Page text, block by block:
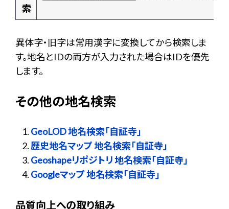
索
異体字・旧字は常用漢字に変換してから検索しま
す。地名とIDの両方が入力された場合はIDを優先
します。
その他の地名検索
GeoLOD 地名検索「自証寺」
歴史地名マップ 地名検索「自証寺」
Geoshapeリポジトリ 地名検索「自証寺」
Googleマップ 地名検索「自証寺」
品質向上への取り組み